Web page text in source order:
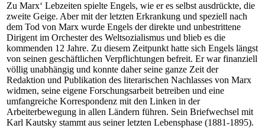
Zu Marx‘ Lebzeiten spielte Engels, wie er es selbst ausdrückte, die
zweite Geige. Aber mit der letzten Erkrankung und speziell nach
dem Tod von Marx wurde Engels der direkte und unbestrittene
Dirigent im Orchester des Weltsozialismus und blieb es die
kommenden 12 Jahre. Zu diesem Zeitpunkt hatte sich Engels längst
von seinen geschäftlichen Verpflichtungen befreit. Er war finanziell
völlig unabhängig und konnte daher seine ganze Zeit der
Redaktion und Publikation des literarischen Nachlasses von Marx
widmen, seine eigene Forschungsarbeit betreiben und eine
umfangreiche Korrespondenz mit den Linken in der
Arbeiterbewegung in allen Ländern führen. Sein Briefwechsel mit
Karl Kautsky stammt aus seiner letzten Lebensphase (1881-1895).